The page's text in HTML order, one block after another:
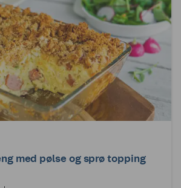
med pølse og sprø topping